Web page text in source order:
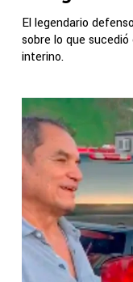
El legendario
sobre lo que
interino.